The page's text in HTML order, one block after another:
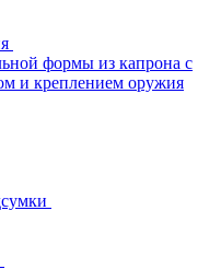
формы из капрона с
и креплением оружия